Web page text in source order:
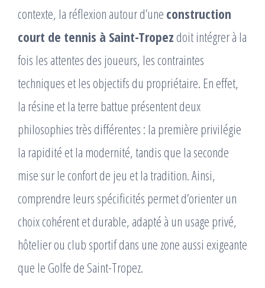
contexte, la réflexion autour d’une construction
court de tennis à Saint-Tropez doit intégrer à la
fois les attentes des joueurs, les contraintes
techniques et les objectifs du propriétaire. En effet,
la résine et la terre battue présentent deux
philosophies très différentes : la première privilégie
la rapidité et la modernité, tandis que la seconde
mise sur le confort de jeu et la tradition. Ainsi,
comprendre leurs spécificités permet d’orienter un
choix cohérent et durable, adapté à un usage privé,
hôtelier ou club sportif dans une zone aussi exigeante
que le Golfe de Saint-Tropez.